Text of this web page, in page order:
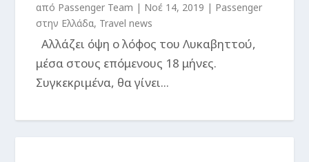
από Passenger Team | Νοέ 14, 2019 | Passenger
στην Ελλάδα, Travel news
Αλλάζει όψη ο λόφος του Λυκαβηττού,
μέσα στους επόμενους 18 μήνες.
Συγκεκριμένα, θα γίνει...